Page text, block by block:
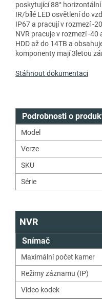
poskytující 88°
IR/bílé LED osvětlení do
IP67 a pracují v rozmezí -
NVR pracuje v rozmezí -40
HDD až do 14TB a
komponenty mají 3letou
Stáhnout dokumentaci
Podrobnosti o
Model
Verze
SKU
Série
NVR
Snímač
Maximální počet kamer
Režimy záznamu (IP)
Video kodek